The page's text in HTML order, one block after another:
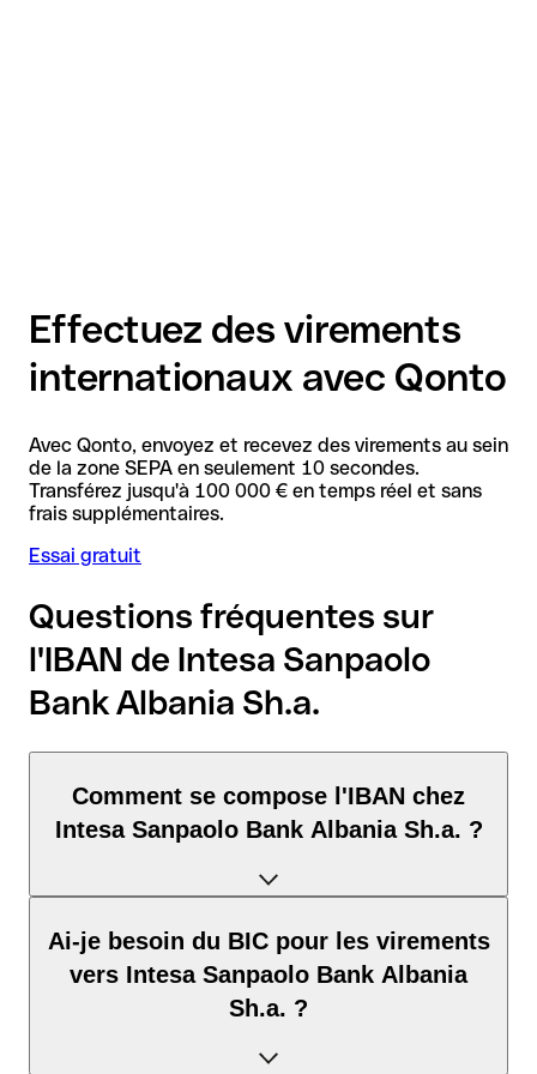
Effectuez des virements
internationaux avec Qonto
Avec Qonto, envoyez et recevez des virements au sein
de la zone SEPA en seulement 10 secondes.
Transférez jusqu'à 100 000 € en temps réel et sans
frais supplémentaires.
Essai gratuit
Questions fréquentes sur
l'IBAN de Intesa Sanpaolo
Bank Albania Sh.a.
Comment se compose l'IBAN chez
Intesa Sanpaolo Bank Albania Sh.a. ?
L'IBAN en Albanie se compose exactement de 28 caractères
et comprend trois éléments :
Code pays (positions 1–2) : AL identifie Albanie selon la
Clé de contrôle (positions 3–4) : permet de vérifier
Ai-je besoin du BIC pour les virements
vers Intesa Sanpaolo Bank Albania
Sh.a. ?